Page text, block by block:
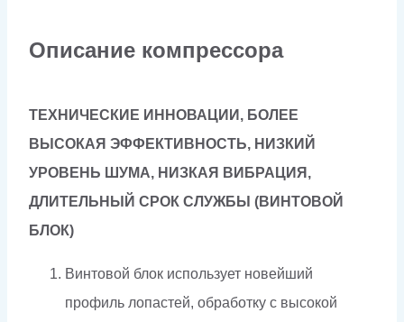
Описание компрессора
ТЕХНИЧЕСКИЕ ИННОВАЦИИ, БОЛЕЕ
ВЫСОКАЯ ЭФФЕКТИВНОСТЬ, НИЗКИЙ
УРОВЕНЬ ШУМА, НИЗКАЯ ВИБРАЦИЯ,
ДЛИТЕЛЬНЫЙ СРОК СЛУЖБЫ (ВИНТОВОЙ
БЛОК)
Винтовой блок использует новейший
профиль лопастей, обработку с высокой